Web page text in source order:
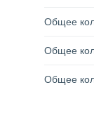
Общее
Общее
Общее